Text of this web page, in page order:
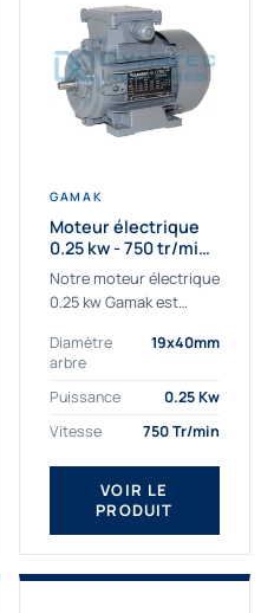
GAMAK
Moteur électrique
0.25 kw - 750 tr/min -
230/400V - IE2
Notre moteur électrique
0.25 kw Gamak est
aux applications
sévères. Nous
déterminons,
fournissons
des moteurs
asynchrones depuis de
nombreuses années....
Diamètre
arbre
19x40mm
Puissance
0.25 Kw
Vitesse
750 Tr/min
VOIR LE
PRODUIT